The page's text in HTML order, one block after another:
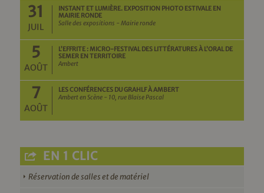
31
JUIL
INSTANT ET LUMIÈRE. EXPOSITION PHOTO ESTIVALE EN
MAIRIE RONDE
Salle des expositions - Mairie ronde
5
AOÛT
L’EFFRITE : MICRO-FESTIVAL DES LITTÉRATURES À L’ORAL DE
SEMER EN TERRITOIRE
Ambert
7
AOÛT
LES CONFÉRENCES DU GRAHLF À AMBERT
Ambert en Scène - 10, rue Blaise Pascal
EN 1 CLIC
Réservation de salles et de matériel